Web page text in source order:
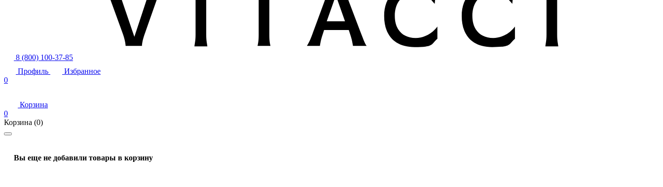
8 (800) 100-37-85
Профиль
Избранное
0
Корзина
0
Корзина (0)
Вы еще не добавили товары в корзину